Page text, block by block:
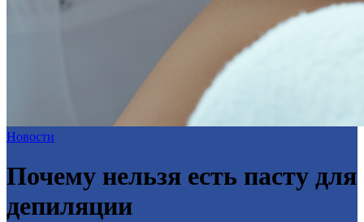
Новости
Почему нельзя есть пасту для
депиляции